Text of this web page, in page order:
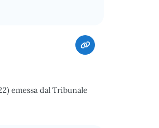
emessa dal Tribunale